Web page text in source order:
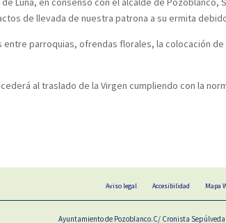
de llevada de nuestra patrona a su ermita
parroquias, ofrendas florales, la colocación
al traslado de la Virgen cumpliendo con la
Aviso legal Accesibilidad Mapa
Ayuntamiento de Pozoblanco.C/ Cronista Sepúlveda